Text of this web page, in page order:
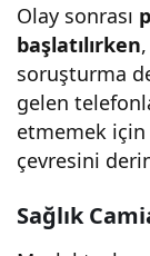
Olay sonrası
başlatılırken
soruşturma
gelen
etmemek için
çevresini
Sağlık